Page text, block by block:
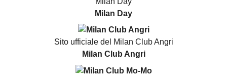
Milan Day
Sito ufficiale del Milan Club Angri
Milan Club Angri